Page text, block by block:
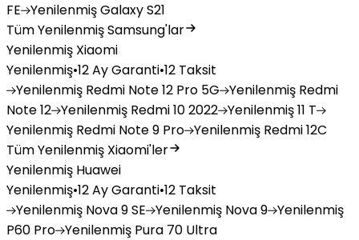
FE YenilenmişGalaxy S21
Tüm Yenilenmiş Samsung'lar
Yenilenmiş Xiaomi
Yenilenmiş•12 Ay Garanti•12 Taksit
Yenilenmiş Redmi Note 12 Pro 5G Yenilenmiş Redmi
Note 12 Yenilenmiş Redmi 10 2022 Yenilenmiş11 T
Yenilenmiş Redmi Note 9 Pro Yenilenmiş Redmi 12C
Tüm Yenilenmiş Xiaomi'ler
Yenilenmiş Huawei
Yenilenmiş•12 Ay Garanti•12 Taksit
Yenilenmiş Nova 9 SE Yenilenmiş Nova 9 Yenilenmiş
P60 Pro Yenilenmiş Pura 70 Ultra